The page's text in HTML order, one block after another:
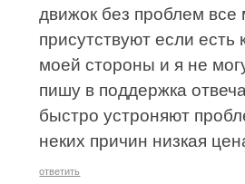
движок без проблем все
присутствуют если есть
моей стороны и я не
пишу в поддержка
быстро устроняют
неких причин низкая
ответить